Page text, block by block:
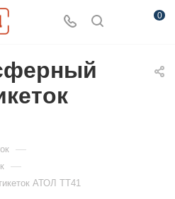
0
—
—
АТОЛ ТТ41